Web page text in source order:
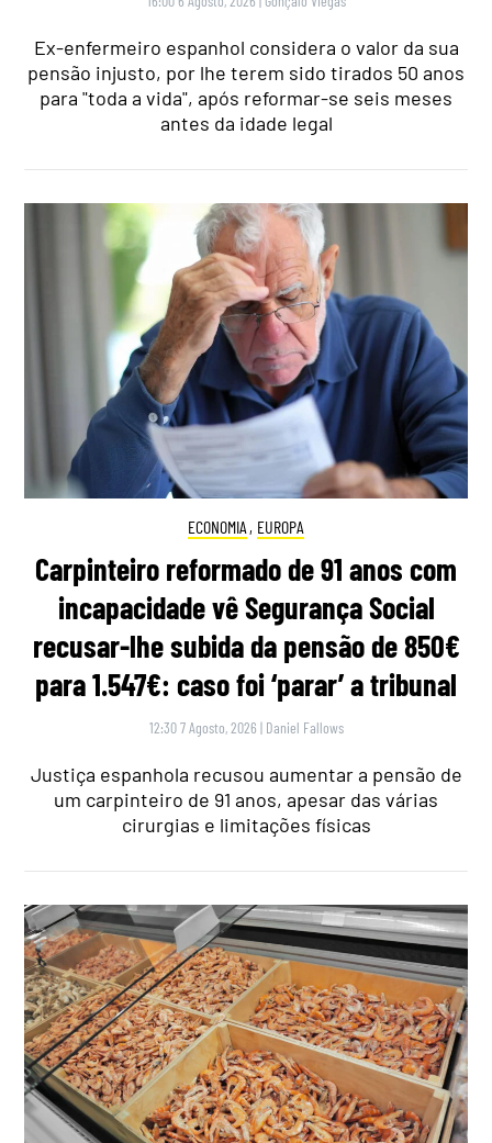
Ex-enfermeiro espanhol considera o valor da sua
pensão injusto, por lhe terem sido tirados 50 anos
para "toda a vida", após reformar-se seis meses
antes da idade legal
ECONOMIA , EUROPA
Carpinteiro reformado de 91 anos com
incapacidade vê Segurança Social
recusar-lhe subida da pensão de 850€
para 1.547€: caso foi ‘parar’ a tribunal
12:30 7 Agosto, 2026 | Daniel Fallows
Justiça espanhola recusou aumentar a pensão de
um carpinteiro de 91 anos, apesar das várias
cirurgias e limitações físicas